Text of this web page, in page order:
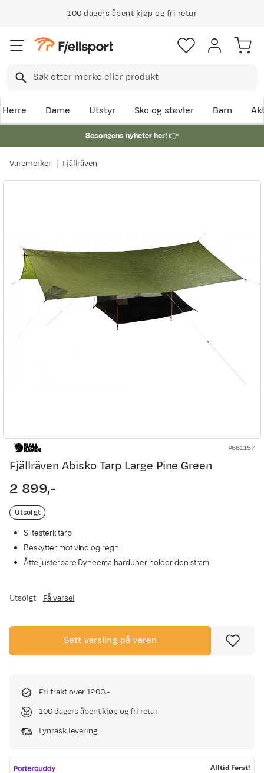
100 dagers åpent kjøp og fri retur
Herre Dame Utstyr Sko og støvler Barn
Sesongens nyheter her!👉
Varemerker Fjällräven
P661157
Fjällräven Abisko Tarp Large Pine Green
price
2 899,-
Utsolgt
Slitesterk tarp
Beskytter mot vind og regn
Åtte justerbare Dyneema barduner holder den stram
Utsolgt Få varsel
Sett varsling på varen
Fri frakt over 1200,-
100 dagers åpent kjøp og fri retur
Lynrask levering
Alltid først!